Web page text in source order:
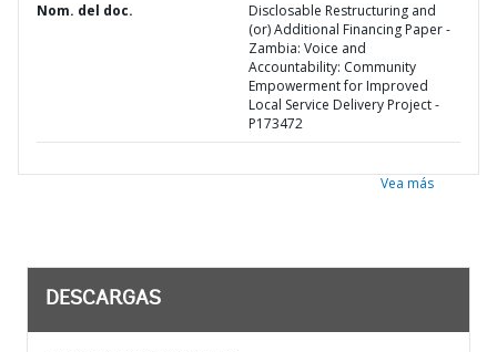
Nom. del doc.
Disclosable Restructuring and
(or) Additional Financing Paper -
Zambia: Voice and
Accountability: Community
Empowerment for Improved
Local Service Delivery Project -
P173472
Vea más
DESCARGAS